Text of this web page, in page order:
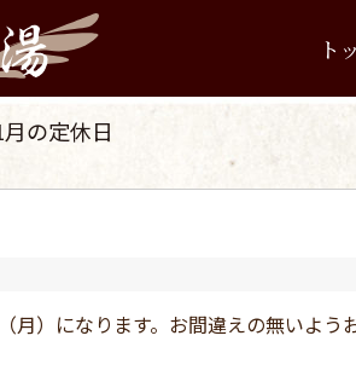
ト
月の定休日
月）になります。お間違えの無いよう